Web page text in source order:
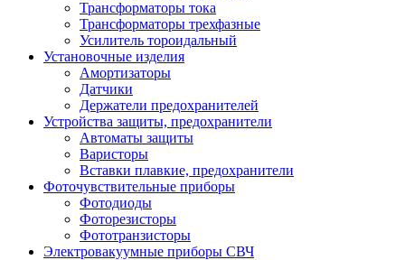
Трансформаторы тока
Трансформаторы трехфазные
Усилитель тороидальный
Установочные изделия
Амортизаторы
Датчики
Держатели предохранителей
Устройства защиты, предохранители
Автоматы защиты
Варисторы
Вставки плавкие, предохранители
Фоточувствительные приборы
Фотодиоды
Фоторезисторы
Фототранзисторы
Электровакуумные приборы СВЧ